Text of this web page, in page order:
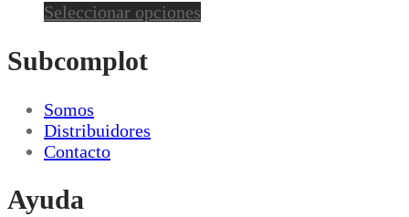
Seleccionar opciones
Subcomplot
Somos
Distribuidores
Contacto
Ayuda